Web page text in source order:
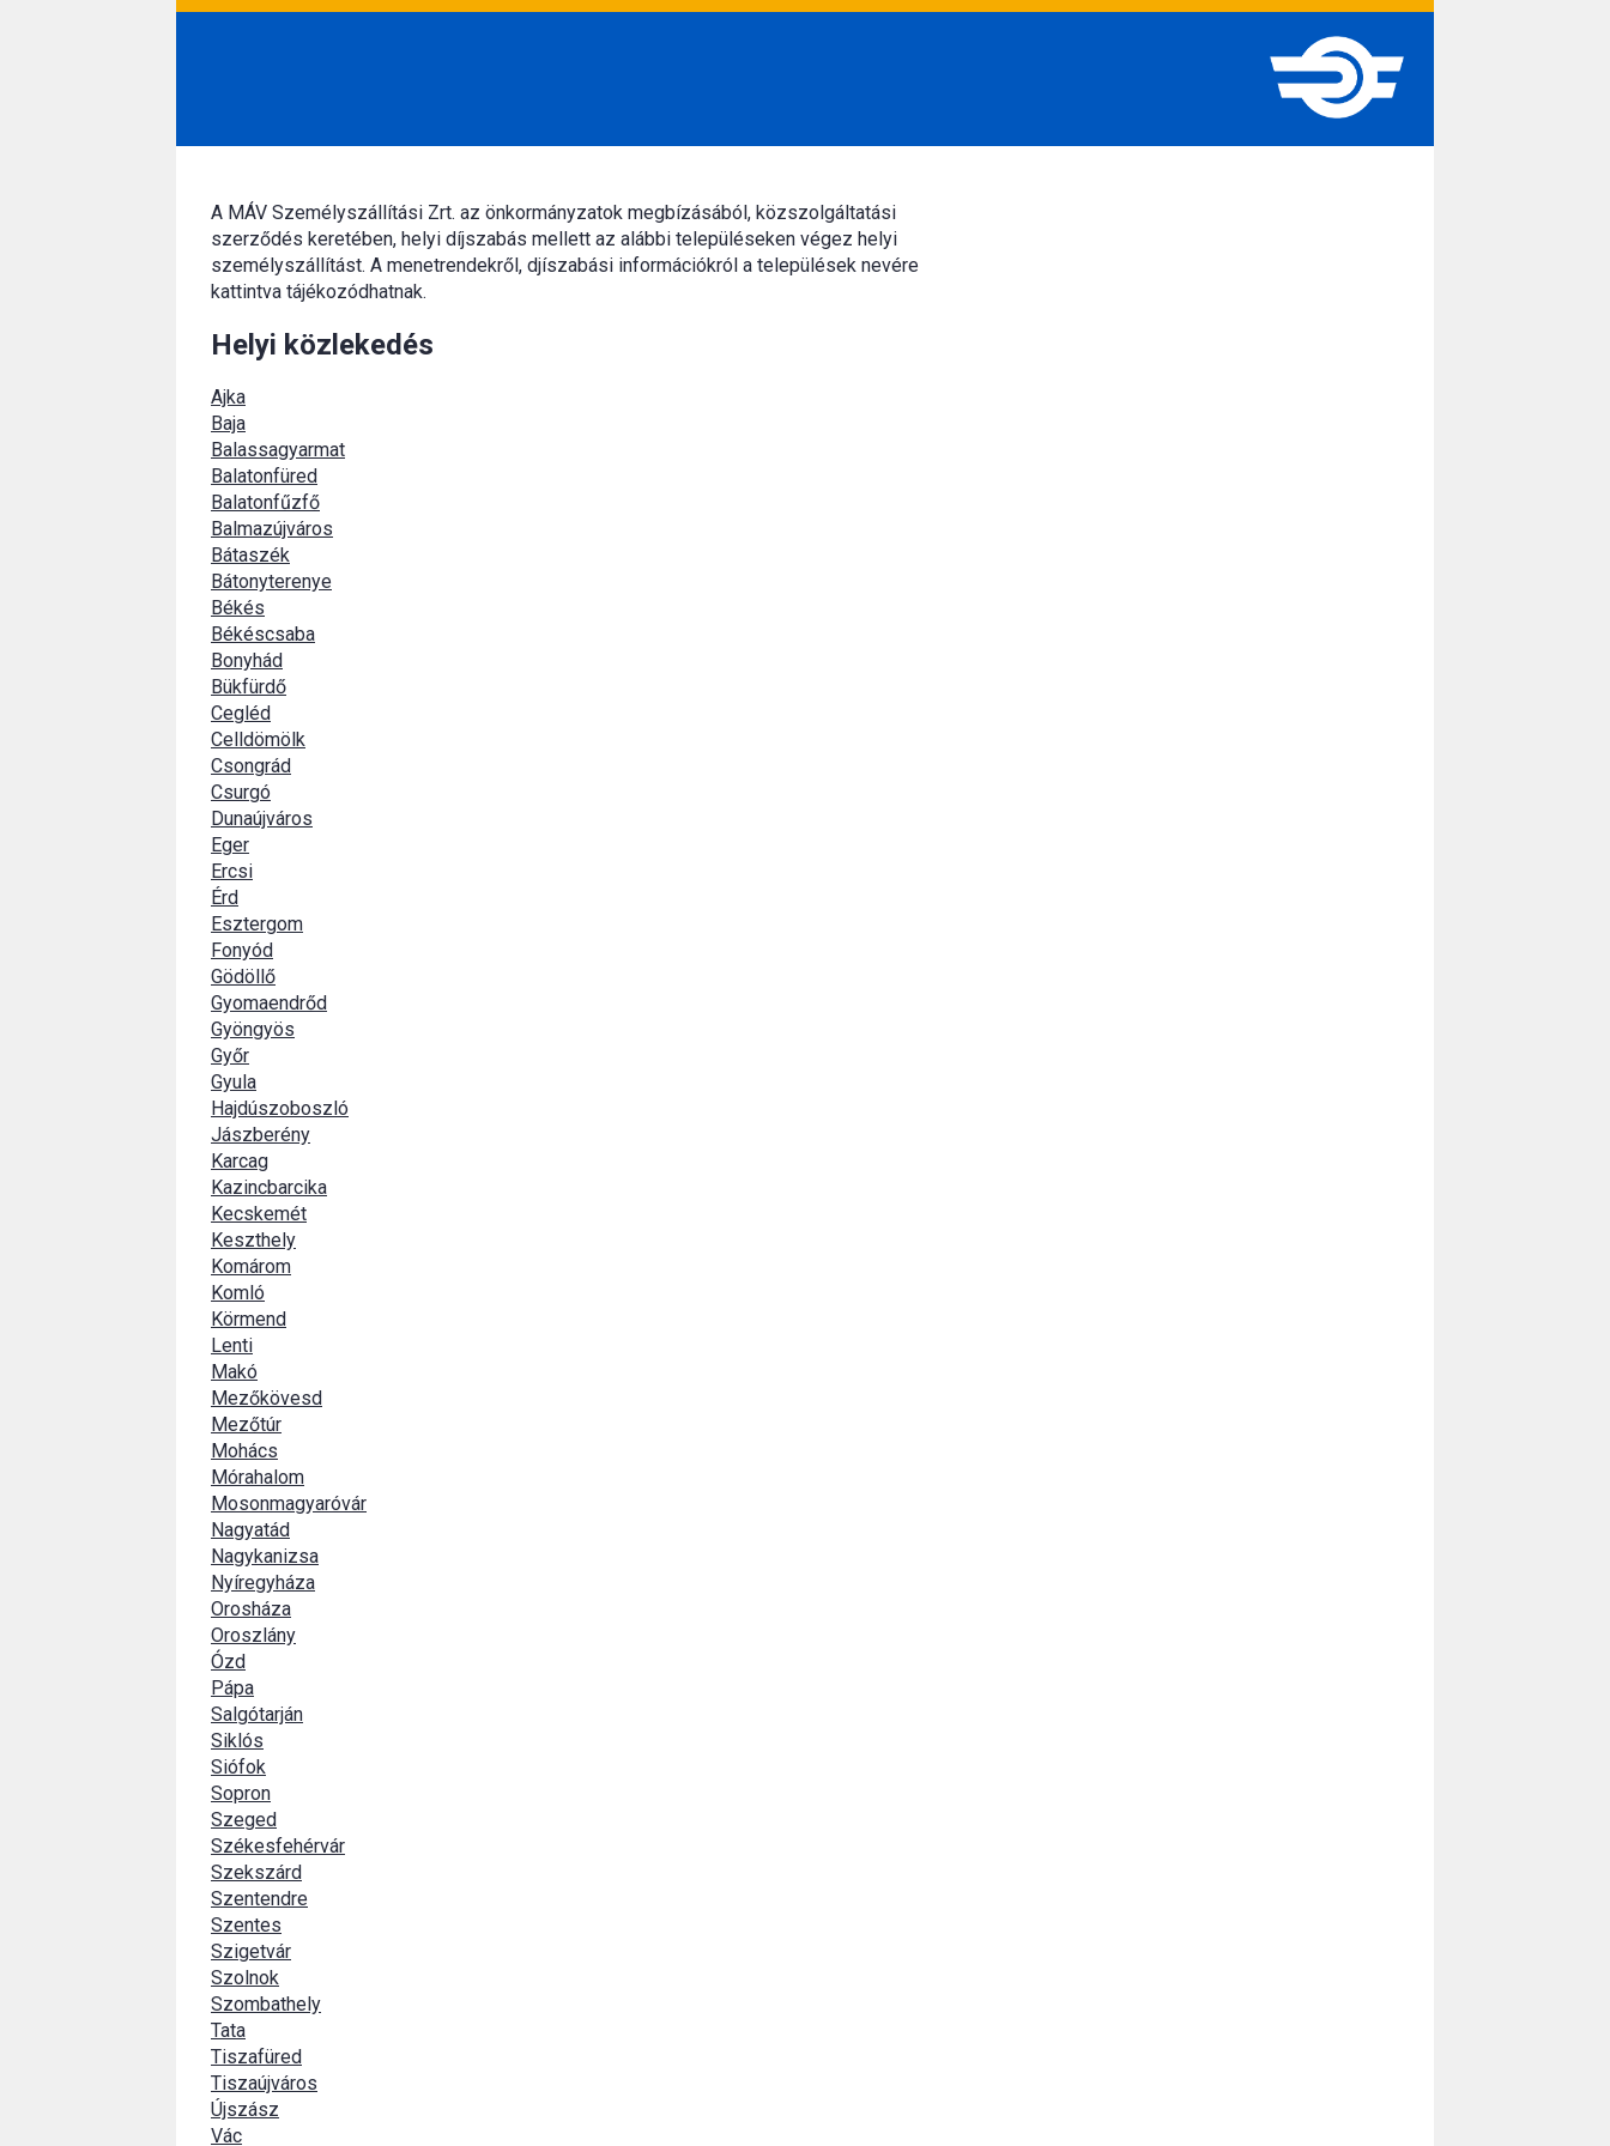
A MÁV Személyszállítási Zrt. az önkormányzatok megbízásából, közszolgáltatási
szerződés keretében, helyi díjszabás mellett az alábbi településeken végez helyi
személyszállítást. A menetrendekről, djíszabási információkról a települések nevére
kattintva tájékozódhatnak.
Helyi közlekedés
Ajka
Baja
Balassagyarmat
Balatonfüred
Balatonfűzfő
Balmazújváros
Bátaszék
Bátonyterenye
Békés
Békéscsaba
Bonyhád
Bükfürdő
Cegléd
Celldömölk
Csongrád
Csurgó
Dunaújváros
Eger
Ercsi
Érd
Esztergom
Fonyód
Gödöllő
Gyomaendrőd
Gyöngyös
Győr
Gyula
Hajdúszoboszló
Jászberény
Karcag
Kazincbarcika
Kecskemét
Keszthely
Komárom
Komló
Körmend
Lenti
Makó
Mezőkövesd
Mezőtúr
Mohács
Mórahalom
Mosonmagyaróvár
Nagyatád
Nagykanizsa
Nyíregyháza
Orosháza
Oroszlány
Ózd
Pápa
Salgótarján
Siklós
Siófok
Sopron
Szeged
Székesfehérvár
Szekszárd
Szentendre
Szentes
Szigetvár
Szolnok
Szombathely
Tata
Tiszafüred
Tiszaújváros
Újszász
Vác